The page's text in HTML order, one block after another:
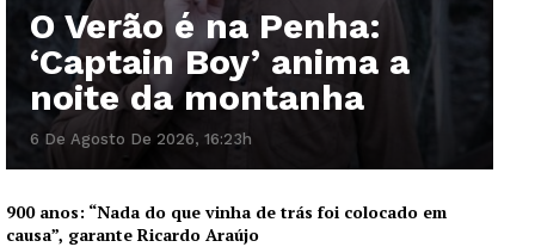
O Verão é na Penha:
‘Captain Boy’ anima a
noite da montanha
6 De Agosto De 2026, 16:23h
900 anos: “Nada do que vinha de trás foi colocado em
causa”, garante Ricardo Araújo